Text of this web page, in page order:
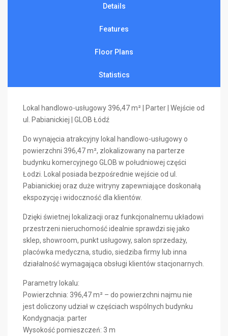
Details
Features
Floor Plans
Statistics
Lokal handlowo-usługowy 396,47 m² | Parter | Wejście od
ul. Pabianickiej | GLOB Łódź
Do wynajęcia atrakcyjny lokal handlowo-usługowy o
powierzchni 396,47 m², zlokalizowany na parterze
budynku komercyjnego GLOB w południowej części
Łodzi. Lokal posiada bezpośrednie wejście od ul.
Pabianickiej oraz duże witryny zapewniające doskonałą
ekspozycję i widoczność dla klientów.
Dzięki świetnej lokalizacji oraz funkcjonalnemu układowi
przestrzeni nieruchomość idealnie sprawdzi się jako
sklep, showroom, punkt usługowy, salon sprzedaży,
placówka medyczna, studio, siedziba firmy lub inna
działalność wymagająca obsługi klientów stacjonarnych.
Parametry lokalu:
Powierzchnia: 396,47 m² – do powierzchni najmu nie
jest doliczony udział w częściach wspólnych budynku
Kondygnacja: parter
Wysokość pomieszczeń: 3 m